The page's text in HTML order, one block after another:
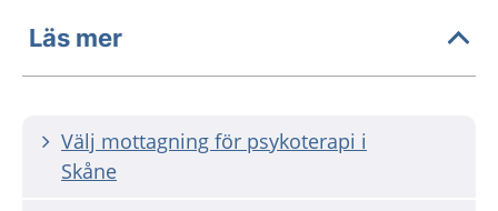
Läs mer
Välj mottagning för psykoterapi i
Skåne